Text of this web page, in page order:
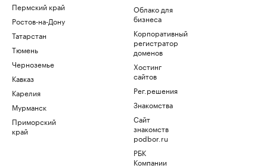
Пермский край
Ростов-на-Дону
Татарстан
Тюмень
Черноземье
Кавказ
Карелия
Мурманск
Приморский
край
Облако для
бизнеса
Корпоративный
регистратор
доменов
Хостинг
сайтов
Рег.решения
Знакомства
Сайт
знакомств
podbor.ru
РБК
Компании